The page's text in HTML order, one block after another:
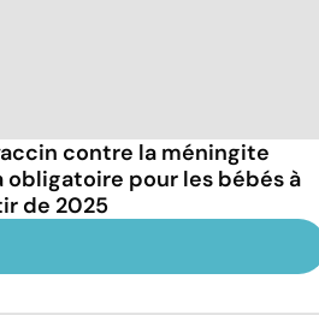
contre la méningite
obligatoire pour les bébés à
de 2025